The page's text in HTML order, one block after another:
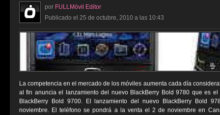
por FULLMóvil Editor
Publicado el 25 de octubre, 2010 a las 10:43
La competencia en el mercado de los móviles aumenta cada día
al fin anuncia el lanzamiento del nuevo BlackBerry Bold 9780 que es
BlackBerry Bold 9700. El lanzamiento del nuevo BlackBerry Bold
noviembre. El teléfono se pondrá a la venta el 2 de noviembre en